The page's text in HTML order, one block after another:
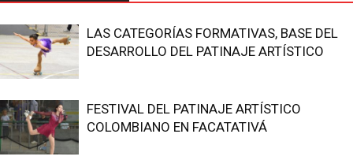
LAS CATEGORÍAS FORMATIVAS, BASE DEL
DESARROLLO DEL PATINAJE ARTÍSTICO
FESTIVAL DEL PATINAJE ARTÍSTICO
COLOMBIANO EN FACATATIVÁ